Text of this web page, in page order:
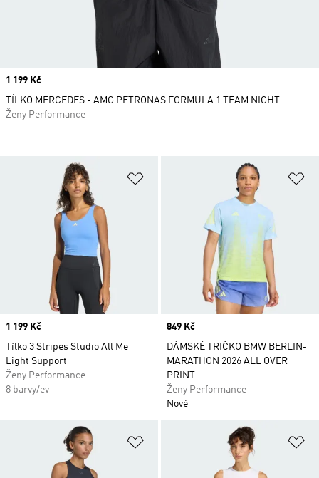
Přidat do seznamu přání
Price
1 199 Kč
Tílko 3 Stripes Studio All Me
Light Support
Ženy Performance
8 barvy/ev
Price
849 Kč
DÁMSKÉ TRIČKO BMW BERLIN-
MARATHON 2026 ALL OVER
PRINT
Ženy Performance
Nové
Přidat do seznamu přání
Price
1 199 Kč
TÍLKO MERCEDES - AMG PETRONAS FORMULA 1 TEAM NIGHT
Ženy Performance